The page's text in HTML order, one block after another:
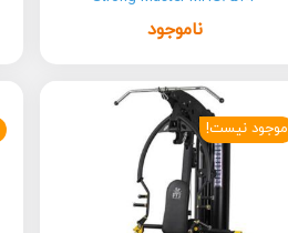
ناموجود
موجود نیست!